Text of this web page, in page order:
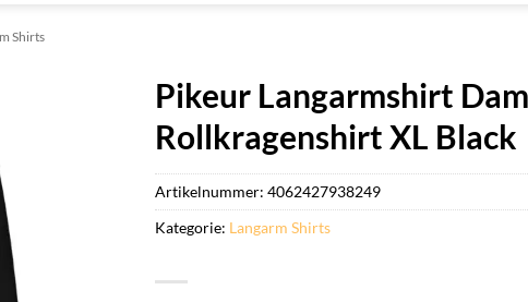
Shirts
Pikeur Langarmshirt
Rollkragenshirt XL Black
Artikelnummer: 4062427938249
Kategorie: Langarm Shirts